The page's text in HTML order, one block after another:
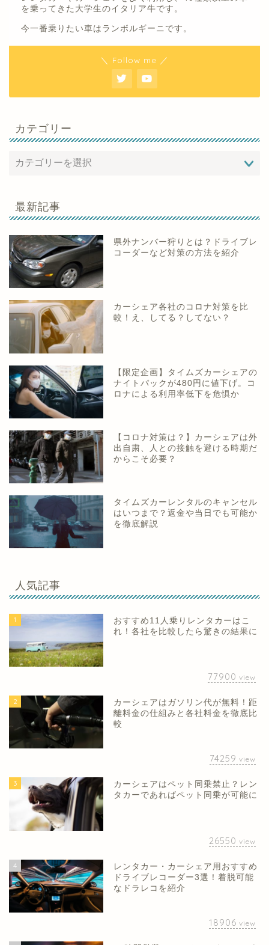
を乗ってきた大学生のイタリア牛です。
今一番乗りたい車はランボルギーニです。
＼ Follow me ／
カテゴリー
最新記事
県外ナンバー狩りとは？ドライブレ
コーダーなど対策の方法を紹介
カーシェア各社のコロナ対策を比
較！え、してる？してない？
【限定企画】タイムズカーシェアの
ナイトパックが480円に値下げ。コ
ロナによる利用率低下を危惧か
【コロナ対策は？】カーシェアは外
出自粛、人との接触を避ける時期だ
からこそ必要？
タイムズカーレンタルのキャンセル
はいつまで？返金や当日でも可能か
を徹底解説
人気記事
1
おすすめ11人乗りレンタカーはこ
れ！各社を比較したら驚きの結果に
77900 view
2
カーシェアはガソリン代が無料！距
離料金の仕組みと各社料金を徹底比
較
74259 view
3
カーシェアはペット同乗禁止？レン
タカーであればペット同乗が可能に
26550 view
4
レンタカー・カーシェア用おすすめ
ドライブレコーダー3選！着脱可能
なドラレコを紹介
18906 view